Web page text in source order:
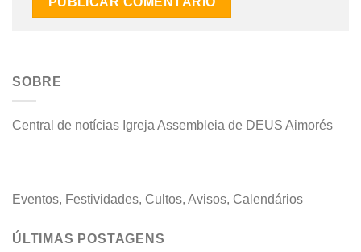
SOBRE
Central de notícias Igreja Assembleia de DEUS Aimorés
Eventos, Festividades, Cultos, Avisos, Calendários
ÚLTIMAS POSTAGENS